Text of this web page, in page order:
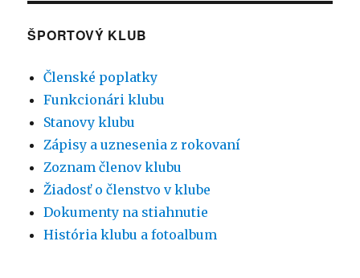
ŠPORTOVÝ KLUB
Členské poplatky
Funkcionári klubu
Stanovy klubu
Zápisy a uznesenia z rokovaní
Zoznam členov klubu
Žiadosť o členstvo v klube
Dokumenty na stiahnutie
História klubu a fotoalbum